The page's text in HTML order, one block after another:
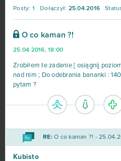
Posty: 1 Dołączył: 25.04.2016
O co kaman ?!
25.04.2016, 18:00
Zrobiłem te zadanie [ osiągnij
nad nim ; Do odebrania bananki :
pytam ?
RE:O co kaman ?! -
Kubisto
Roblox
Hero Zero
Big Farm
Margonem
War Thunder
League of Legends